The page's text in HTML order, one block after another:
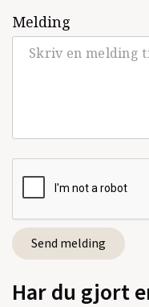
Melding
Har du gjort